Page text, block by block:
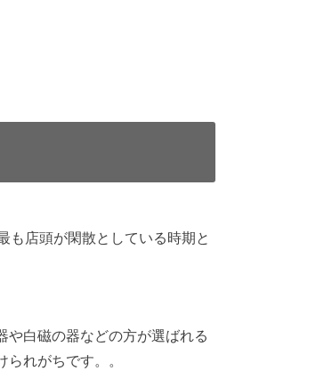
も店頭が閑散としている時期と
や白磁の器などの方が選ばれる
れがちです。。